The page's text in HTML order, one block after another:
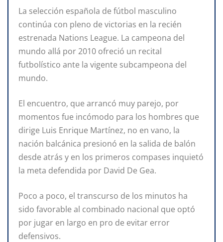
La selección española de fútbol masculino
continúa con pleno de victorias en la recién
estrenada Nations League. La campeona del
mundo allá por 2010 ofreció un recital
futbolístico ante la vigente subcampeona del
mundo.
El encuentro, que arrancó muy parejo, por
momentos fue incómodo para los hombres que
dirige Luis Enrique Martínez, no en vano, la
nación balcánica presionó en la salida de balón
desde atrás y en los primeros compases inquietó
la meta defendida por David De Gea.
Poco a poco, el transcurso de los minutos ha
sido favorable al combinado nacional que optó
por jugar en largo en pro de evitar error
defensivos.